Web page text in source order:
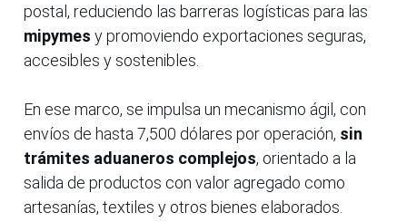
postal, reduciendo las barreras logísticas para las
mipymes y promoviendo exportaciones seguras,
accesibles y sostenibles.
En ese marco, se impulsa un mecanismo ágil, con
envíos de hasta 7,500 dólares por operación, sin
trámites aduaneros complejos, orientado a la
salida de productos con valor agregado como
artesanías, textiles y otros bienes elaborados.